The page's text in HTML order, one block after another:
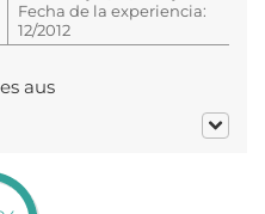
Fecha de la experiencia:
12/2012
aus